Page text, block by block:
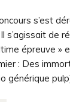
s’est
s’agissait de
épreuve »
: Des
générique